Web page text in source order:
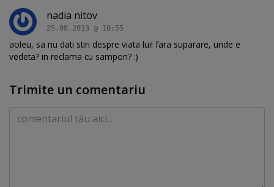
nadia nitov
25.08.2013 @ 10:55
aoleu, sa nu dati stiri despre viata lui! fara suparare, unde e
vedeta? in reclama cu sampon? :)
Trimite un comentariu
Comentariu